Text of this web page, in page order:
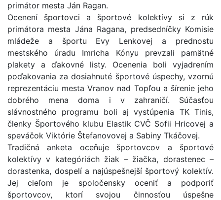
primátor mesta Ján Ragan.
Ocenení športovci a športové kolektívy si z rúk
primátora mesta Jána Ragana, predsedníčky Komisie
mládeže a športu Evy Lenkovej a prednostu
mestského úradu Imricha Kónyu prevzali pamätné
plakety a ďakovné listy. Ocenenia boli vyjadrením
poďakovania za dosiahnuté športové úspechy, vzornú
reprezentáciu mesta Vranov nad Topľou a šírenie jeho
dobrého mena doma i v zahraničí. Súčasťou
slávnostného programu boli aj vystúpenia TK Tinis,
členky Športového klubu Elastik CVČ Sofii Hricovej a
speváčok Viktórie Štefanovovej a Sabiny Tkáčovej.
Tradičná anketa oceňuje športovcov a športové
kolektívy v kategóriách žiak – žiačka, dorastenec –
dorastenka, dospelí a najúspešnejší športový kolektív.
Jej cieľom je spoločensky oceniť a podporiť
športovcov, ktorí svojou činnosťou úspešne